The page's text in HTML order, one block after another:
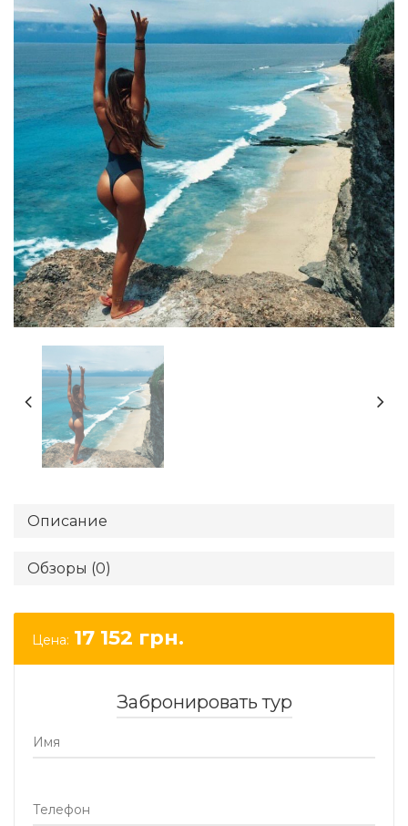
Описание
Обзоры (0)
Цена: 17 152 грн.
Забронировать тур